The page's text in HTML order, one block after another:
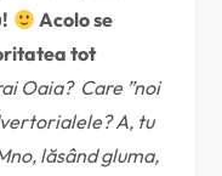
Acolo se
tot
Oaia? Care ”noi
A, tu
lăsând gluma,